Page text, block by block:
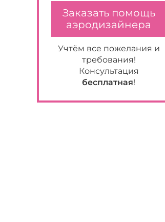
Заказать помощь
аэродизайнера
Учтём все пожелания и
требования!
Консультация
бесплатная!